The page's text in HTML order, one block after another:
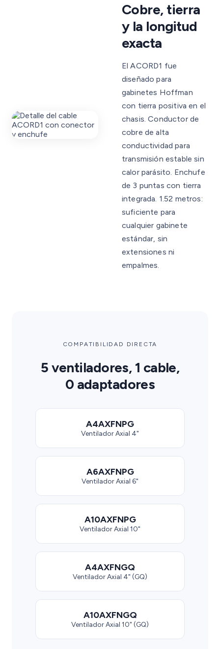
Cobre, tierra
y la longitud
exacta
El ACORD1 fue
diseñado para
gabinetes Hoffman
con tierra positiva en el
chasis. Conductor de
cobre de alta
conductividad para
transmisión estable sin
calor parásito. Enchufe
de 3 puntas con tierra
integrada. 1.52 metros:
suficiente para
cualquier gabinete
estándar, sin
extensiones ni
empalmes.
COMPATIBILIDAD DIRECTA
5 ventiladores, 1 cable,
0 adaptadores
A4AXFNPG
Ventilador Axial 4"
A6AXFNPG
Ventilador Axial 6"
A10AXFNPG
Ventilador Axial 10"
A4AXFNGQ
Ventilador Axial 4" (GQ)
A10AXFNGQ
Ventilador Axial 10" (GQ)